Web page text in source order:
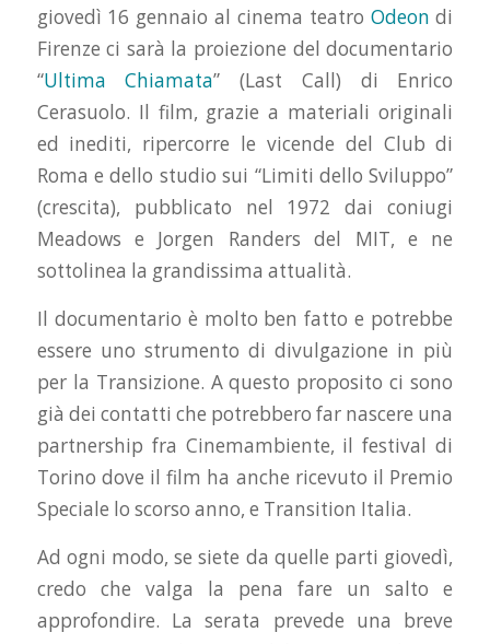
giovedì 16 gennaio al cinema teatro Odeon di
Firenze ci sarà la proiezione del documentario
“Ultima Chiamata” (Last Call) di Enrico
Cerasuolo. Il film, grazie a materiali originali
ed inediti, ripercorre le vicende del Club di
Roma e dello studio sui “Limiti dello Sviluppo”
(crescita), pubblicato nel 1972 dai coniugi
Meadows e Jorgen Randers del MIT, e ne
sottolinea la grandissima attualità.
Il documentario è molto ben fatto e potrebbe
essere uno strumento di divulgazione in più
per la Transizione. A questo proposito ci sono
già dei contatti che potrebbero far nascere una
partnership fra Cinemambiente, il festival di
Torino dove il film ha anche ricevuto il Premio
Speciale lo scorso anno, e Transition Italia.
Ad ogni modo, se siete da quelle parti giovedì,
credo che valga la pena fare un salto e
approfondire. La serata prevede una breve